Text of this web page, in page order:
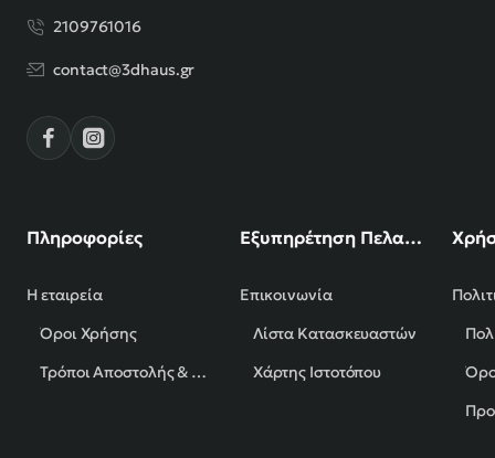
2109761016
contact@3dhaus.gr
Πληροφορίες
Η εταιρεία
Όροι Χρήσης
Τρόποι Αποστολής & Πληρωμής
Εξυπηρέτηση Πελατών
Επικοινωνία
Λίστα Κατασκευαστών
Χάρτης Ιστοτόπου